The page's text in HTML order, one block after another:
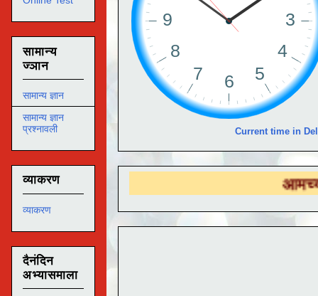
Current time in
DS
सामान्य
ज्ञान
सामान्य ज्ञान
सामान्य ज्ञान
प्रश्नावली
व्याकरण
व्याकरण
दैनंदिन
अभ्यासमाला